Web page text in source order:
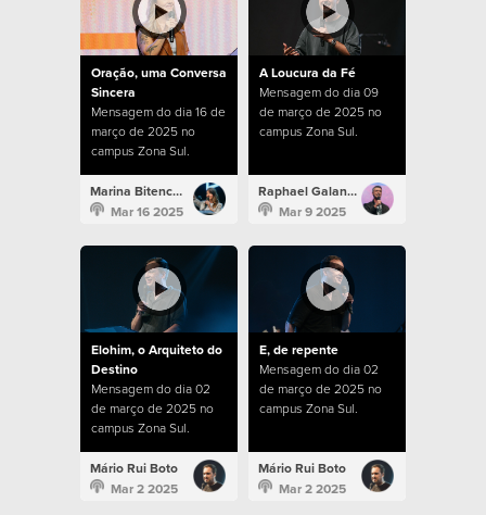
Oração, uma Conversa
Sincera
Mensagem do dia 16 de
março de 2025 no
campus Zona Sul.
Marina Bitencourt
Mar 16 2025
A Loucura da Fé
Mensagem do dia 09
de março de 2025 no
campus Zona Sul.
Raphael Galante
Mar 9 2025
Elohim, o Arquiteto do
Destino
Mensagem do dia 02
de março de 2025 no
campus Zona Sul.
Mário Rui Boto
Mar 2 2025
E, de repente
Mensagem do dia 02
de março de 2025 no
campus Zona Sul.
Mário Rui Boto
Mar 2 2025